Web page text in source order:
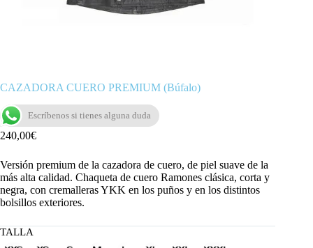
CAZADORA CUERO PREMIUM (Búfalo)
Escríbenos si tienes alguna duda
240,00€
Versión premium de la cazadora de cuero, de piel suave de la
más alta calidad. Chaqueta de cuero Ramones clásica, corta y
negra, con cremalleras YKK en los puños y en los distintos
bolsillos exteriores.
TALLA